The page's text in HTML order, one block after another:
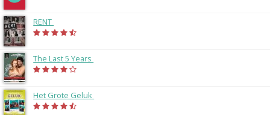
RENT
The Last 5 Years
Het Grote Geluk